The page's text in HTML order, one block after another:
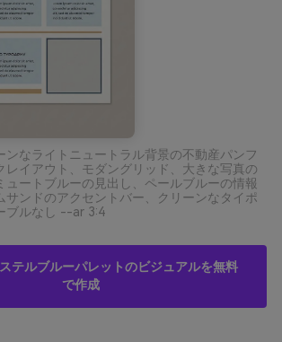
ンなライトニュートラル背景の不動産パンフ
レイアウト、モダングリッド、大きな写真の
ュートブルーの見出し、ペールブルーの情報
サンドのアクセントバー、クリーンなタイポ
ブルなし --ar 3:4
テルブルーパレットのビジュアルを無料
で作成